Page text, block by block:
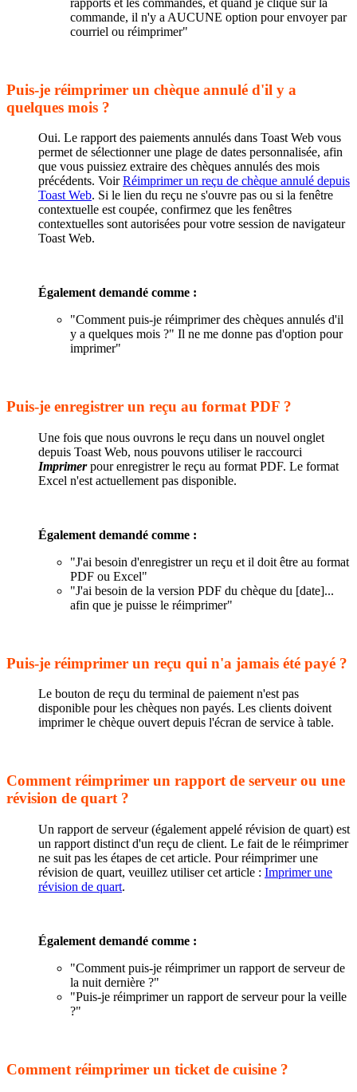
rapports et les commandes, et quand je clique sur la
commande, il n'y a AUCUNE option pour envoyer par
courriel ou réimprimer"
Puis-je réimprimer un chèque annulé d'il y a
quelques mois ?
Oui. Le rapport des paiements annulés dans Toast Web vous
permet de sélectionner une plage de dates personnalisée, afin
que vous puissiez extraire des chèques annulés des mois
précédents. VoirRéimprimer un reçu de chèque annulé depuis
Toast Web. Si le lien du reçu ne s'ouvre pas ou si la fenêtre
contextuelle est coupée, confirmez que les fenêtres
contextuelles sont autorisées pour votre session de navigateur
Toast Web.
Également demandé comme :
"Comment puis-je réimprimer des chèques annulés d'il
y a quelques mois ?" Il ne me donne pas d'option pour
imprimer"
Puis-je enregistrer un reçu au format PDF ?
Une fois que nous ouvrons le reçu dans un nouvel onglet
depuis Toast Web, nous pouvons utiliser le raccourci
Imprimerpour enregistrer le reçu au format PDF. Le format
Excel n'est actuellement pas disponible.
Également demandé comme :
"J'ai besoin d'enregistrer un reçu et il doit être au format
PDF ou Excel"
"J'ai besoin de la version PDF du chèque du [date]...
afin que je puisse le réimprimer"
Puis-je réimprimer un reçu qui n'a jamais été payé ?
Le bouton de reçu du terminal de paiement n'est pas
disponible pour les chèques non payés. Les clients doivent
imprimer le chèque ouvert depuis l'écran de service à table.
Comment réimprimer un rapport de serveur ou une
révision de quart ?
Un rapport de serveur (également appelé révision de quart) est
un rapport distinct d'un reçu de client. Le fait de le réimprimer
ne suit pas les étapes de cet article. Pour réimprimer une
révision de quart, veuillez utiliser cet article : Imprimer une
révision de quart.
Également demandé comme :
"Comment puis-je réimprimer un rapport de serveur de
la nuit dernière ?"
"Puis-je réimprimer un rapport de serveur pour la veille
?"
Comment réimprimer un ticket de cuisine ?